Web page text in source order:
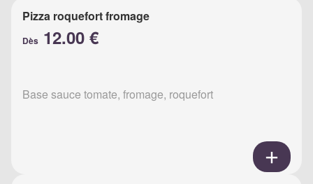
Pizza roquefort fromage
Dès 12.00 €
Base sauce tomate, fromage, roquefort